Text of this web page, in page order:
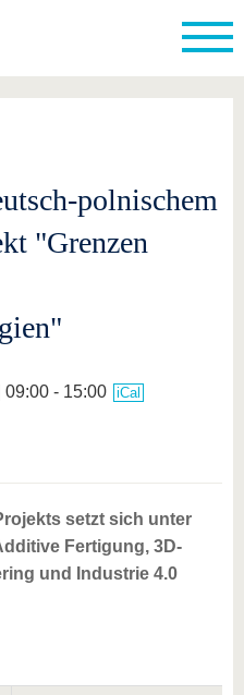
polnischem
"Grenzen
| 09:00 - 15:00 iCal
setzt sich unter
Fertigung, 3D-
und Industrie 4.0